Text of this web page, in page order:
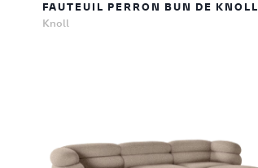
FAUTEUIL PERRON BUN DE KNOLL
Knoll